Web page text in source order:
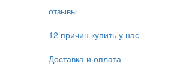
отзывы
12 причин купить у нас
Доставка и оплата